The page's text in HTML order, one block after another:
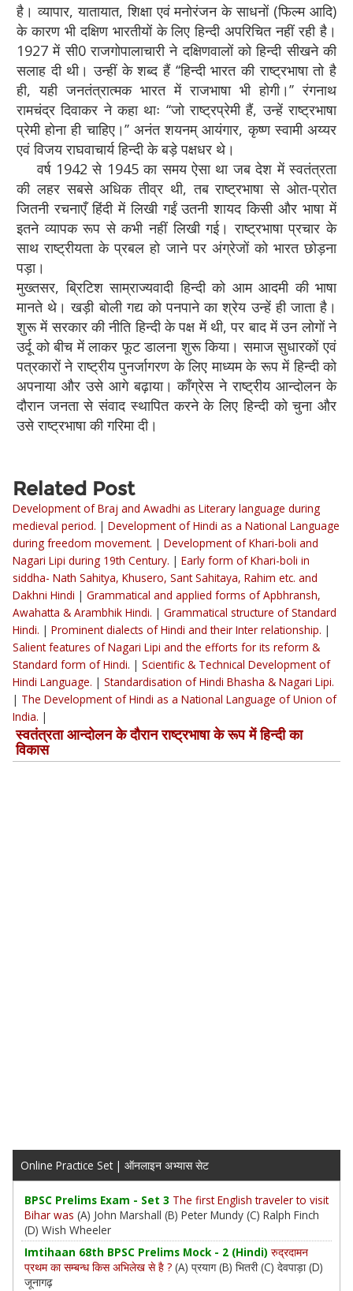
है। व्यापार, यातायात, शिक्षा एवं मनोरंजन के साधनों (फिल्म आदि)
के कारण भी दक्षिण भारतीयों के लिए हिन्दी अपरिचित नहीं रही है।
1927 में सी0 राजगोपालाचारी ने दक्षिणवालों को हिन्दी सीखने की
सलाह दी थी। उन्हीं के शब्द हैं ‘‘हिन्दी भारत की राष्ट्रभाषा तो है
ही, यही जनतंत्रात्मक भारत में राजभाषा भी होगी।’’ रंगनाथ
रामचंद्र दिवाकर ने कहा थाः ‘‘जो राष्ट्रप्रेमी हैं, उन्हें राष्ट्रभाषा
प्रेमी होना ही चाहिए।’’ अनंत शयनम् आयंगार, कृष्ण स्वामी अय्यर
एवं विजय राघवाचार्य हिन्दी के बड़े पक्षधर थे।
वर्ष 1942 से 1945 का समय ऐसा था जब देश में स्वतंत्रता
की लहर सबसे अधिक तीव्र थी, तब राष्ट्रभाषा से ओत-प्रोत
जितनी रचनाएँ हिंदी में लिखी गईं उतनी शायद किसी और भाषा में
इतने व्यापक रूप से कभी नहीं लिखी गई। राष्ट्रभाषा प्रचार के
साथ राष्ट्रीयता के प्रबल हो जाने पर अंग्रेजों को भारत छोड़ना
पड़ा।
मुख्तसर, ब्रिटिश साम्राज्यवादी हिन्दी को आम आदमी की भाषा
मानते थे। खड़ी बोली गद्य को पनपाने का श्रेय उन्हें ही जाता है।
शुरू में सरकार की नीति हिन्दी के पक्ष में थी, पर बाद में उन लोगों ने
उर्दू को बीच में लाकर फूट डालना शुरू किया। समाज सुधारकों एवं
पत्रकारों ने राष्ट्रीय पुनर्जागरण के लिए माध्यम के रूप में हिन्दी को
अपनाया और उसे आगे बढ़ाया। काँग्रेस ने राष्ट्रीय आन्दोलन के
दौरान जनता से संवाद स्थापित करने के लिए हिन्दी को चुना और
उसे राष्ट्रभाषा की गरिमा दी।
Related Post
Development of Braj and Awadhi as Literary language during
medieval period. | Development of Hindi as a National Language
during freedom movement. | Development of Khari-boli and
Nagari Lipi during 19th Century. | Early form of Khari-boli in
siddha- Nath Sahitya, Khusero, Sant Sahitaya, Rahim etc. and
Dakhni Hindi | Grammatical and applied forms of Apbhransh,
Awahatta & Arambhik Hindi. | Grammatical structure of Standard
Hindi. | Prominent dialects of Hindi and their Inter relationship. |
Salient features of Nagari Lipi and the efforts for its reform &
Standard form of Hindi. | Scientific & Technical Development of
Hindi Language. | Standardisation of Hindi Bhasha & Nagari Lipi.
| The Development of Hindi as a National Language of Union of
India. |
स्वतंत्रता आन्दोलन के दौरान राष्ट्रभाषा के रूप में हिन्दी का
विकास
Online Practice Set | ऑनलाइन अभ्यास सेट
BPSC Prelims Exam - Set 3 The first English traveler to visit
Bihar was (A) John Marshall (B) Peter Mundy (C) Ralph Finch
(D) Wish Wheeler
Imtihaan 68th BPSC Prelims Mock - 2 (Hindi) रुद्रदामन
प्रथम का सम्बन्ध किस अभिलेख से है ? (A) प्रयाग (B) भितरी (C) देवपाड़ा (D)
जूनागढ़